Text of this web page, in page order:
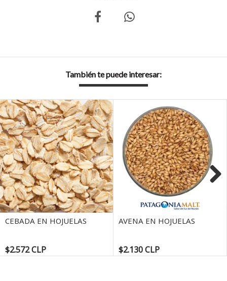
También te puede interesar:
CEBADA EN HOJUELAS
$2.572 CLP
AVENA EN HOJUELAS
$2.130 CLP